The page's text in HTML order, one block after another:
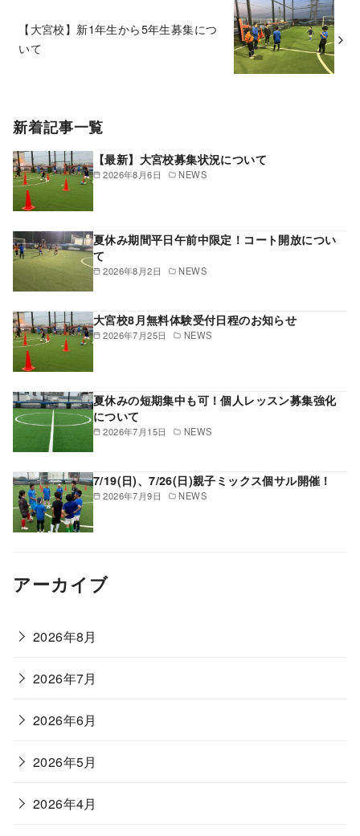
【大宮校】新1年生から5年生募集につ
いて
新着記事一覧
2026年8月6日 NEWS
【最新】大宮校募集状況について
2026年8月2日 NEWS
夏休み期間平日午前中限定！コート開放につい
て
2026年7月25日 NEWS
大宮校8月無料体験受付日程のお知らせ
2026年7月15日 NEWS
夏休みの短期集中も可！個人レッスン募集強化
について
2026年7月9日 NEWS
7/19(日)、7/26(日)親子ミックス個サル開催！
アーカイブ
2026年8月
2026年7月
2026年6月
2026年5月
2026年4月